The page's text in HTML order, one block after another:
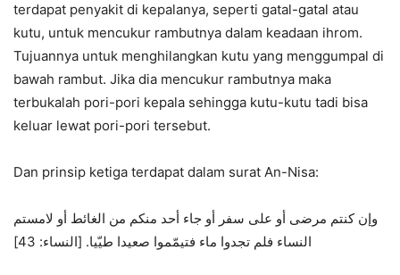
terdapat penyakit di kepalanya, seperti gatal-gatal atau
kutu, untuk mencukur rambutnya dalam keadaan ihrom.
Tujuannya untuk menghilangkan kutu yang menggumpal di
bawah rambut. Jika dia mencukur rambutnya maka
terbukalah pori-pori kepala sehingga kutu-kutu tadi bisa
keluar lewat pori-pori tersebut.
Dan prinsip ketiga terdapat dalam surat An-Nisa:
وإن كنتم مرضى أو على سفر أو جاء أحد منكم من الغائط أو لامستم
النساء فلم تجدوا ماء فتيمّموا صعيدا طيّيا. [النساء: 43]